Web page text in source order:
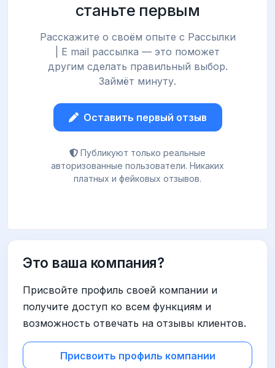
станьте первым
Расскажите о своём опыте с Рассылки
| E mail рассылка — это поможет
другим сделать правильный выбор.
Займёт минуту.
Оставить первый отзыв
Публикуют только реальные
авторизованные пользователи. Никаких
платных и фейковых отзывов.
Это ваша компания?
Присвойте профиль своей компании и
получите доступ ко всем функциям и
возможность отвечать на отзывы клиентов.
Присвоить профиль компании